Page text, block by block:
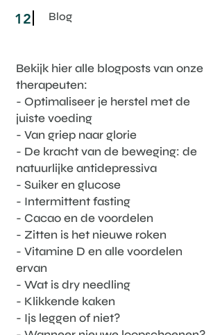
12 Blog
Bekijk hier alle blogposts van onze
therapeuten:
- Optimaliseer je herstel met de
juiste voeding
- Van griep naar glorie
- De kracht van de beweging: de
natuurlijke antidepressiva
- Suiker en glucose
- Intermittent fasting
- Cacao en de voordelen
- Zitten is het nieuwe roken
- Vitamine D en alle voordelen
ervan
- Wat is dry needling
- Klikkende kaken
- Ijs leggen of niet?